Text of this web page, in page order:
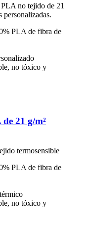
PLA de fibra de
no tóxico y
21 g/m²
PLA de fibra de
no tóxico y